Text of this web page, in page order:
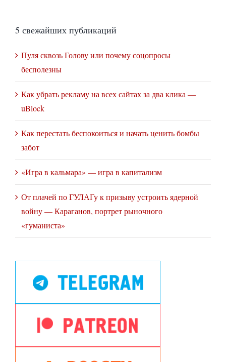
5 свежайших публикаций
Пуля сквозь Голову или почему соцопросы
бесполезны
Как убрать рекламу на всех сайтах за два клика —
uBlock
Как перестать беспокоиться и начать ценить бомбы
забот
«Игра в кальмара» — игра в капитализм
От плачей по ГУЛАГу к призыву устроить ядерной
войну — Караганов, портрет рыночного
«гуманиста»